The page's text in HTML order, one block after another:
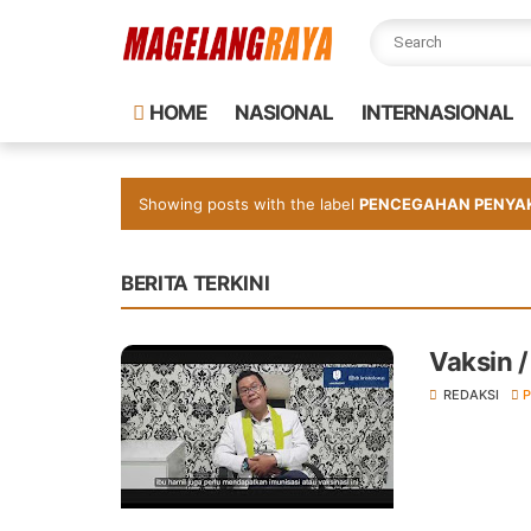
HOME NASIONAL INTERNASIONAL
Showing posts with the label PENCEGAHAN
BERITA TERKINI
Vaksin
REDAKSI